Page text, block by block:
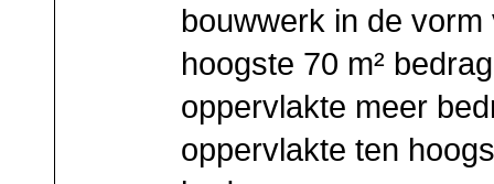
bouwwerk in de
hoogste 70 m²
oppervlakte meer
oppervlakte ten